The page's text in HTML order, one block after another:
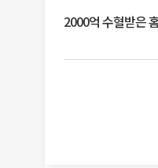
2000억 수혈받은